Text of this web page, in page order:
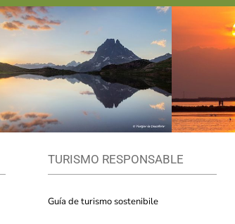
TURISMO RESPONSABLE
Guía de turismo sostenibile